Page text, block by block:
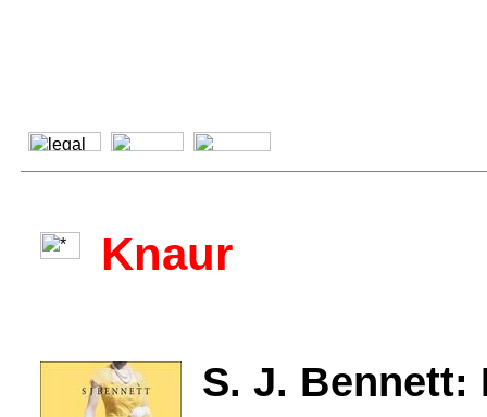
Knaur
S. J. Bennett: